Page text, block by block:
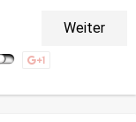
Weiter